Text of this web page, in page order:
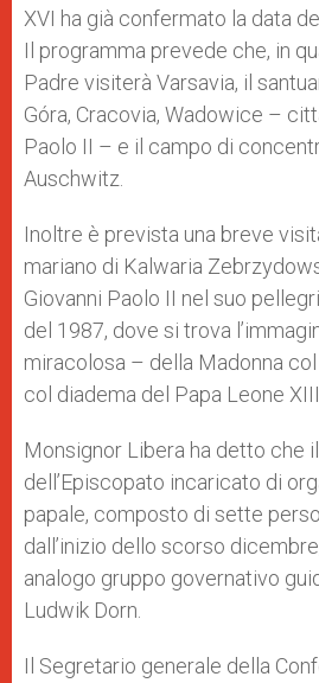
XVI ha già confermato la data
Il programma prevede che, in
Padre visiterà Varsavia, il
Góra, Cracovia, Wadowice –
Paolo II – e il campo di
Auschwitz.
Inoltre è prevista una breve
mariano di Kalwaria
Giovanni Paolo II nel suo
del 1987, dove si trova
miracolosa – della Madonna
col diadema del Papa Leone
Monsignor Libera ha detto che
dell’Episcopato incaricato di
papale, composto di sette
dall’inizio dello scorso
analogo gruppo governativo
Ludwik Dorn.
Il Segretario generale della